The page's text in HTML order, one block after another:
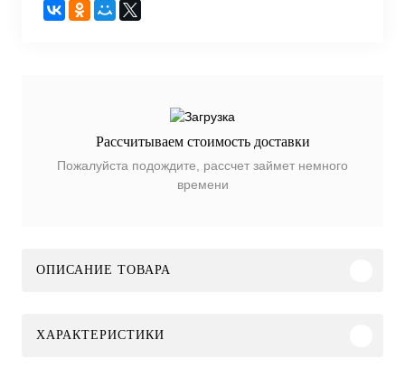
Рассчитываем стоимость доставки
Пожалуйста подождите, рассчет займет немного
времени
ОПИСАНИЕ ТОВАРА
ХАРАКТЕРИСТИКИ